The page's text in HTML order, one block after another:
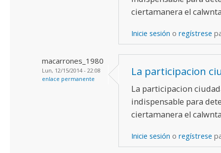
ciertamanera el
Inicie sesión o regístrese
macarrones_1980
Lun, 12/15/2014 - 22:08
enlace permanente
La participacion
La participacion
indispensable para
ciertamanera el
Inicie sesión o regístrese